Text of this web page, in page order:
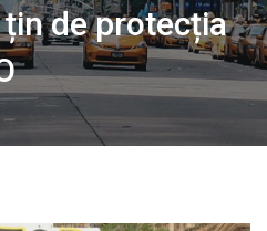
de protecția